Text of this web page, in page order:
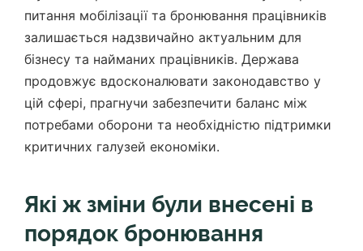
питання мобілізації та бронювання працівників
залишається надзвичайно актуальним для
бізнесу та найманих працівників. Держава
продовжує вдосконалювати законодавство у
цій сфері, прагнучи забезпечити баланс між
потребами оборони та необхідністю підтримки
критичних галузей економіки.
Які ж зміни були внесені в
порядок бронювання